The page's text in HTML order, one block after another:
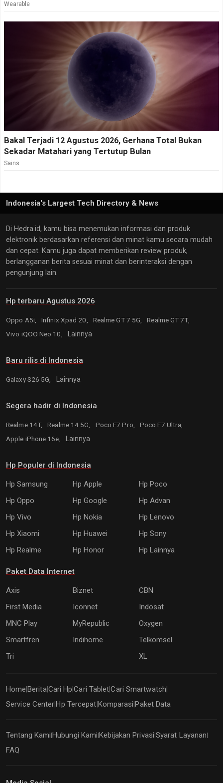
Wearable
Bakal Terjadi 12 Agustus 2026, Gerhana Total Bukan
Sekadar Matahari yang Tertutup Bulan
Sains
Indonesia's Largest Tech Directory & News
Di Hedra.id, kamu bisa menemukan informasi dan produk
elektronik berdasarkan referensi dan minat kamu secara mudah
dan cepat. Kamu juga dapat memberikan review produk,
berlangganan berita sesuai minat dan berinteraksi dengan
pengunjung lain.
Hp terbaru Agustus 2026
Oppo A5i, Infinix Xpad 20, Realme GT 7 5G,
Realme GT 7T,
Vivo iQOO Neo 10,
Lainnya
Baru rilis di Indonesia
Galaxy S26 5G, Lainnya
Segera hadir di Indonesia
Realme 14T, Realme 14 5G, Poco F7 Pro,
Poco F7 Ultra,
Apple iPhone 16e,
Lainnya
Hp Populer di Indonesia
Hp Samsung Hp Apple
Hp Poco
Hp Oppo
Hp Google
Hp Advan
Hp Vivo
Hp Nokia
Hp Lenovo
Hp Xiaomi
Hp Huawei
Hp Sony
Hp Realme
Hp Honor Hp Lainnya
Paket Data Internet
Axis Biznet
CBN
First Media
Iconnet
Indosat
MNC Play
MyRepublic
Oxygen
Smartfren
Indihome
Telkomsel
Tri
XL
Home|Berita|Cari Hp|Cari Tablet|Cari Smartwatch|
Service Center|Hp Tercepat|Komparasi|Paket Data
Tentang Kami Hubungi Kami Kebijakan Privasi Syarat Layanan
FAQ